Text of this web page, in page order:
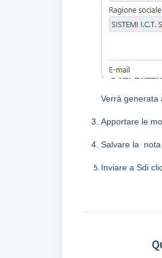
Verrà generata
Apportare le
Salvare la nota
Inviare a Sdi